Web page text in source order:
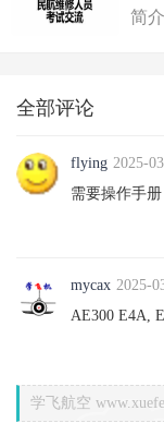
简
全部评论
flying 2025-
需要操作手册
mycax 2025-
AE300 E4A,
学飞航空